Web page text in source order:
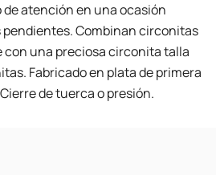
atención en una ocasión
Combinan circonitas
una preciosa circonita talla
Fabricado en plata de primera
de tuerca o presión.